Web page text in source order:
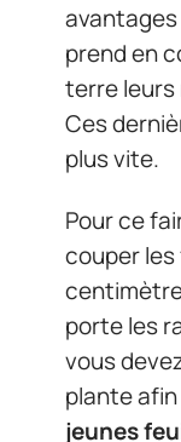
avantages
prend en
terre leurs
Ces
plus vite.
Pour ce
couper les
porte les
vous
plante
jeunes